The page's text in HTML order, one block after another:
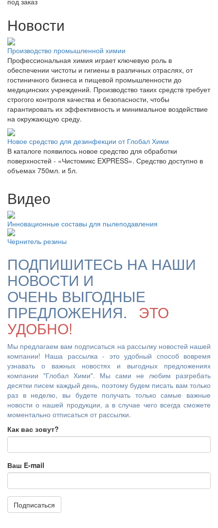
Новости
Производство промышленной химии
Профессиональная химия играет ключевую роль в
обеспечении чистоты и гигиены в различных отраслях, от
гостиничного бизнеса и пищевой промышленности до
медицинских учреждений. Производство таких средств требует
строгого контроля качества и безопасности, чтобы
гарантировать их эффективность и минимальное воздействие
на окружающую среду.
Новое средство для дезинфекции от Глобал Хими
В каталоге появилось новое средство для обработки
поверхностей - «Чистомикс EXPRESS». Средство доступно в
объемах 750мл. и 5л.
Видео
Инновационные составы для пылеподавления
Чернитель резины
ПОДПИШИТЕСЬ НА НАШИ
НОВОСТИ И
ОЧЕНЬ ВЫГОДНЫЕ
ПРЕДЛОЖЕНИЯ. ЭТО
УДОБНО!
Мы предлагаем вам подписаться на рассылку новостей нашей
компании! Наша рассылка - это удобный способ вовремя
узнавать о важных новостях и выгодных предложениях
компании "Глобал Хими". Мы сами не любим разгребать
десятки писем каждый день, поэтому будем писать вам только
раз в неделю, вы будете получать только самые важные
новости о нашей продукции, а в случае чего всегда сможете
моментально отписаться от рассылки.
Как вас зовут?
Ваш E-mail
Подписаться